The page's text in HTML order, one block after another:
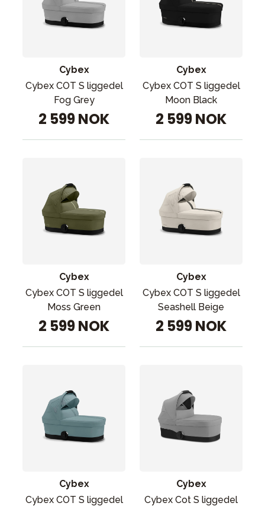
Cybex
Cybex COT S liggedel
Fog Grey
2 599 NOK
Cybex
Cybex COT S liggedel
Moon Black
2 599 NOK
Cybex
Cybex COT S liggedel
Moss Green
2 599 NOK
Cybex
Cybex COT S liggedel
Seashell Beige
2 599 NOK
Cybex
Cybex COT S liggedel
Cybex
Cybex Cot S liggedel